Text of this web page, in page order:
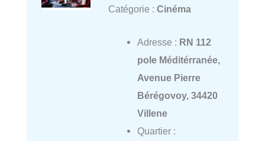
Catégorie : Cinéma
Adresse : RN 112
pole Méditérranée,
Avenue Pierre
Bérégovoy, 34420
Villene
Quartier :